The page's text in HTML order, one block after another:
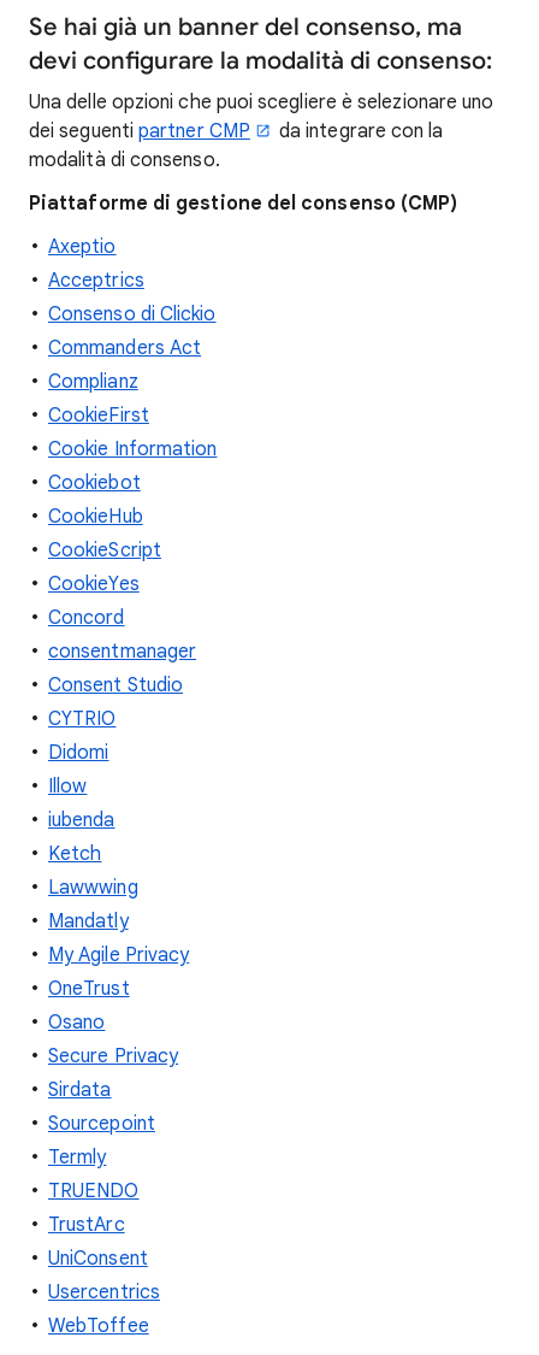
Se hai già un banner del consenso, ma
devi configurare la modalità di consenso:
Una delle opzioni che puoi scegliere è selezionare uno
dei seguentipartner CMP
da integrare con la
modalità di consenso.
Piattaforme di gestione del consenso (CMP)
Axeptio
Acceptrics
Consenso di Clickio
Commanders Act
Complianz
CookieFirst
Cookie Information
Cookiebot
CookieHub
CookieScript
CookieYes
Concord
consentmanager
Consent Studio
CYTRIO
Didomi
Illow
iubenda
Ketch
Lawwwing
Mandatly
My Agile Privacy
OneTrust
Osano
Secure Privacy
Sirdata
Sourcepoint
Termly
TRUENDO
TrustArc
UniConsent
Usercentrics
WebToffee